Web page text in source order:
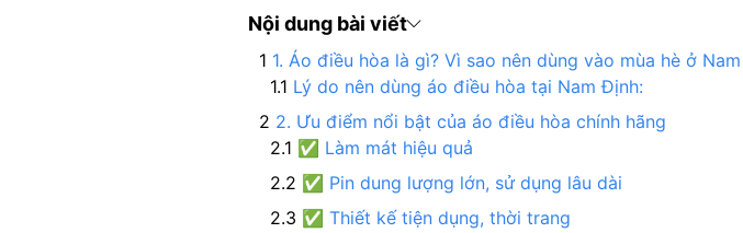
Nội dung bài viết
1. Áo điều hòa là gì? Vì sao nên dùng vào mùa hè ở
Lý do nên dùng áo điều hòa tại Nam Định:
2. Ưu điểm nổi bật của áo điều hòa chính hãng
✅ Làm mát hiệu quả
✅ Pin dung lượng lớn, sử dụng lâu dài
✅ Thiết kế tiện dụng, thời trang